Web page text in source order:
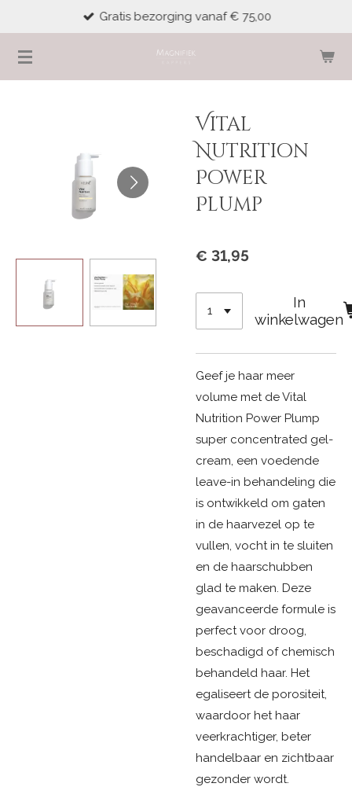
naar
de
Gratis bezorging vanaf € 75,00
Vital
Nutrition
Power
Plump
€ 31,95
In
winkelwagen
Geef je haar meer
volume met de Vital
Nutrition Power Plump
super concentrated gel-
cream, een voedende
leave-in behandeling die
is ontwikkeld om gaten
in de haarvezel op te
vullen, vocht in te sluiten
en de haarschubben
glad te maken. Deze
geavanceerde formule is
perfect voor droog,
beschadigd of chemisch
behandeld haar. Het
egaliseert de porositeit,
waardoor het haar
veerkrachtiger, beter
handelbaar en zichtbaar
gezonder wordt.